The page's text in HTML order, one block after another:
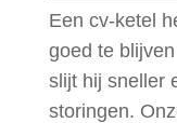
Een cv-ketel
goed te
slijt hij sneller
storingen.